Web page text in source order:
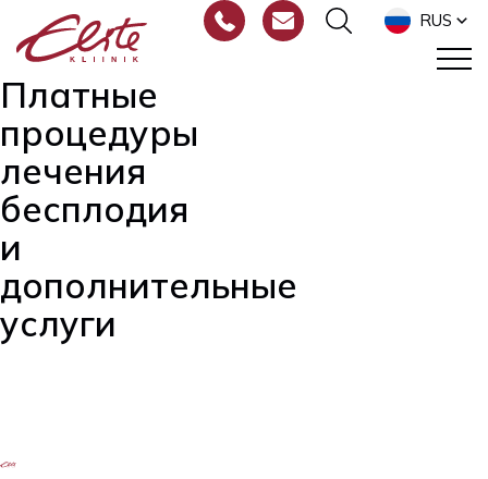
RUS
Платные
процедуры
лечения
бесплодия
и
дополнительные
услуги